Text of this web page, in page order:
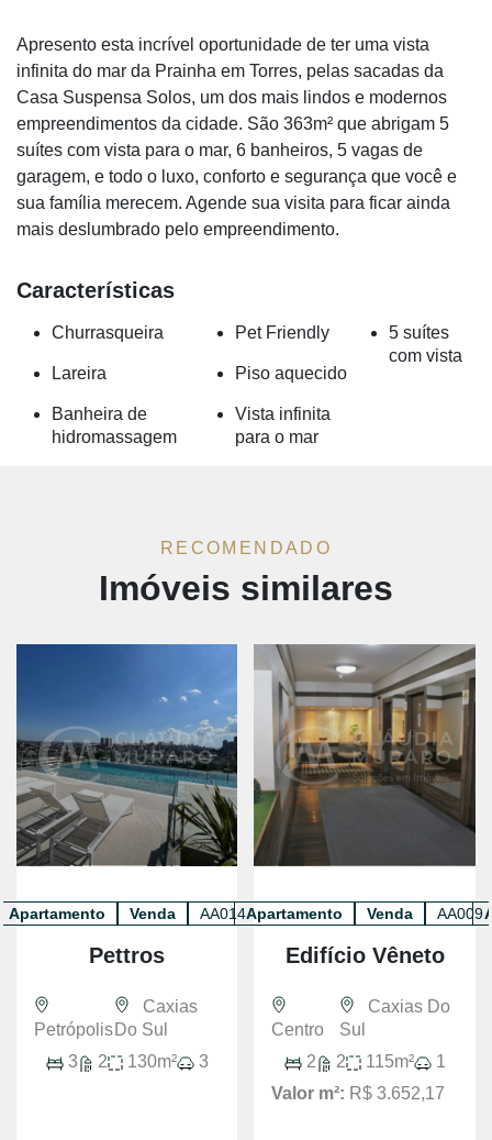
Apresento esta incrível oportunidade de ter uma vista
infinita do mar da Prainha em Torres, pelas sacadas da
Casa Suspensa Solos, um dos mais lindos e modernos
empreendimentos da cidade. São 363m² que abrigam 5
suítes com vista para o mar, 6 banheiros, 5 vagas de
garagem, e todo o luxo, conforto e segurança que você e
sua família merecem. Agende sua visita para ficar ainda
mais deslumbrado pelo empreendimento.
Características
Churrasqueira
Lareira
Banheira de
hidromassagem
Pet Friendly
Piso aquecido
Vista infinita
para o mar
5 suítes
com vista
RECOMENDADO
Imóveis similares
Apartamento Venda AA014
Pettros
Petrópolis
Caxias
Do Sul
3
2 130m² 3
Apartamento Venda AA009
Edifício Vêneto
Centro
Caxias Do
Sul
2
2 115m²
1
Valor m²: R$ 3.652,17